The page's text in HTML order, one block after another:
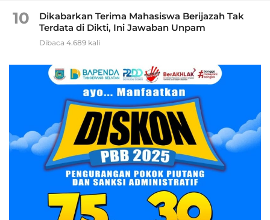
10
Dikabarkan Terima Mahasiswa Berijazah Tak
Terdata di Dikti, Ini Jawaban Unpam
Dibaca 4.689 kali